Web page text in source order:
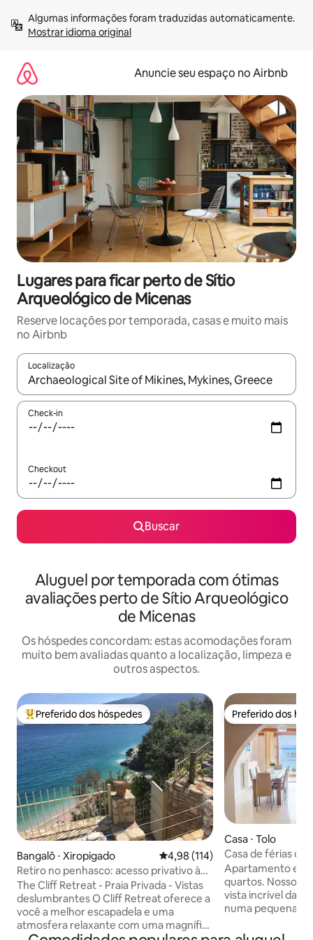
para
Mostrar idioma original
Anuncie seu espaço no Airbnb
Lugares para ficar perto de Sítio
Arqueológico de Micenas
Reserve locações por temporada, casas e muito mais
no Airbnb
Localização
Quando os resultados estiverem disponíveis, explore-os
Check-in
Checkout
Buscar
Aluguel por temporada com ótimas
avaliações perto de Sítio Arqueológico
de Micenas
Os hóspedes concordam: estas acomodações foram
muito bem avaliadas quanto a localização, limpeza e
outros aspectos.
Entre os melhores preferidos dos hóspedes
Preferido dos hóspedes
Bangalô ⋅ Xiropigado 4,98 de uma avaliação média de
4,98 (114)
Retiro no penhasco: acesso privativo à
praia e vista para o mar
The Cliff Retreat - Praia Privada - Vistas
deslumbrantes O Cliff Retreat oferece a
você a melhor escapadela e uma
atmosfera relaxante com uma magnífica
Preferido dos
Preferido dos
Casa ⋅ Tolo
Casa de férias da
panorâmica para
Apartamento
quartos. Nosso
vista incrível da
numa pequena
autocarro. Há ar condicionado em todos